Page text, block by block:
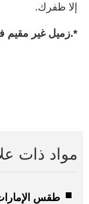
إلا ظفرك.
*.زميل غير مقيم
مواد ذات
طقس